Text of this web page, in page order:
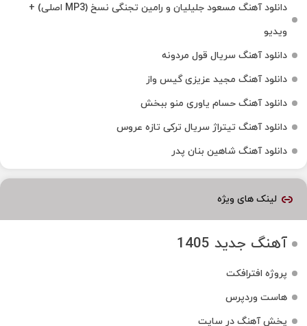
دانلود آهنگ مسعود جلیلیان و رامین تجنگی نسخ (MP3 اصلی) +
ویدیو
دانلود آهنگ سریال قول مردونه
دانلود آهنگ مجید عزیزی گیس واز
دانلود آهنگ حسام یاوری منو ببخش
دانلود آهنگ تیتراژ سریال ترکی تازه عروس
دانلود آهنگ شاهین بنان پدر
لینک های ویژه
آهنگ جدید 1405
پروژه افترافکت
هاست وردپرس
پخش آهنگ در سایت